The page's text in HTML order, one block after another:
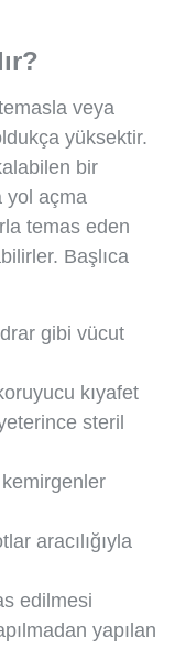
veya
yüksektir.
bir
yol açma
temas eden
Başlıca
gibi vücut
kıyafet
steril
aracılığıyla
edilmesi
yapılan